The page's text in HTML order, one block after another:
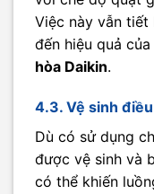
Việc này vẫn tiết
đến hiệu quả của
hòa Daikin.
4.3. Vệ sinh
Dù có sử dụng
được vệ sinh và
có thể khiến